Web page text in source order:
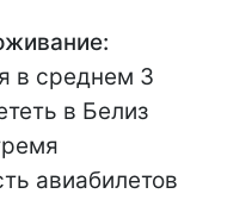
в среднем 3
в Белиз
авиабилетов